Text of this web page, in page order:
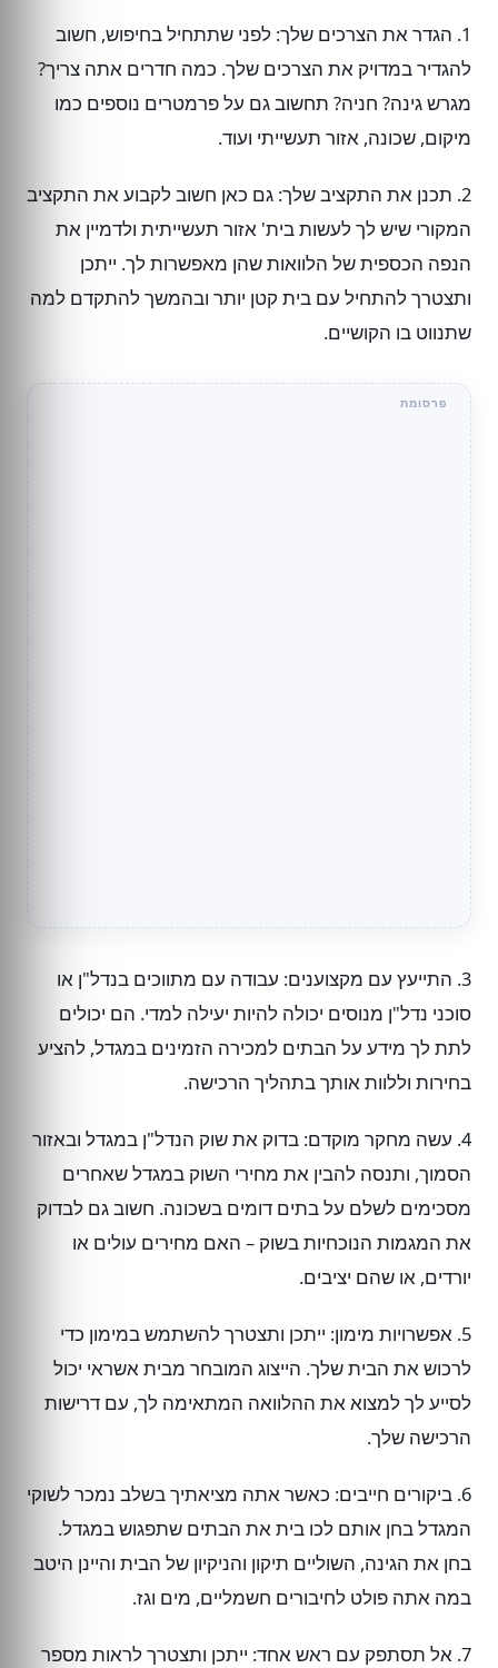
1. הגדר את הצרכים שלך: לפני שתתחיל בחיפוש, חשוב
להגדיר במדויק את הצרכים שלך. כמה חדרים אתה צריך?
מגרש גינה? חניה? תחשוב גם על פרמטרים נוספים כמו
מיקום, שכונה, אזור תעשייתי ועוד.
2. תכנן את התקציב שלך: גם כאן חשוב לקבוע את התקציב
המקורי שיש לך לעשות בית' אזור תעשייתית ולדמיין את
הנפה הכספית של הלוואות שהן מאפשרות לך. ייתכן
ותצטרך להתחיל עם בית קטן יותר ובהמשך להתקדם למה
שתנווט בו הקושיים.
3. התייעץ עם מקצוענים: עבודה עם מתווכים בנדל"ן או
סוכני נדל"ן מנוסים יכולה להיות יעילה למדי. הם יכולים
לתת לך מידע על הבתים למכירה הזמינים במגדל, להציע
בחירות וללוות אותך בתהליך הרכישה.
4. עשה מחקר מוקדם: בדוק את שוק הנדל"ן במגדל ובאזור
הסמוך, ותנסה להבין את מחירי השוק במגדל שאחרים
מסכימים לשלם על בתים דומים בשכונה. חשוב גם לבדוק
את המגמות הנוכחיות בשוק – האם מחירים עולים או
יורדים, או שהם יציבים.
5. אפשרויות מימון: ייתכן ותצטרך להשתמש במימון כדי
לרכוש את הבית שלך. הייצוג המובחר מבית אשראי יכול
לסייע לך למצוא את ההלוואה המתאימה לך, עם דרישות
הרכישה שלך.
6. ביקורים חייבים: כאשר אתה מציאתיך בשלב נמכר לשוקי
המגדל בחן אותם לכו בית את הבתים שתפגוש במגדל.
בחן את הגינה, השוליים תיקון והניקיון של הבית והיינן היטב
במה אתה פולט לחיבורים חשמליים, מים וגז.
7. אל תסתפק עם ראש אחד: ייתכן ותצטרך לראות מספר